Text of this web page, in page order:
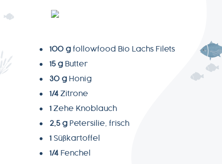
NEWSLETTER
2890-
100 g followfood Bio Lachs Filets
15 g Butter
30 g Honig
1/4 Zitrone
1 Zehe Knoblauch
2,5 g Petersilie, frisch
1 Süßkartoffel
1/4 Fenchel